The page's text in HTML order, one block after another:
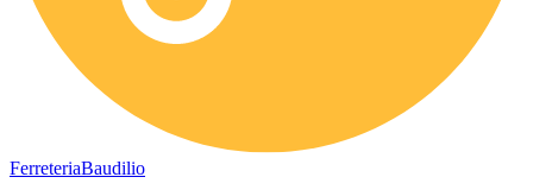
FerreteriaBaudilio